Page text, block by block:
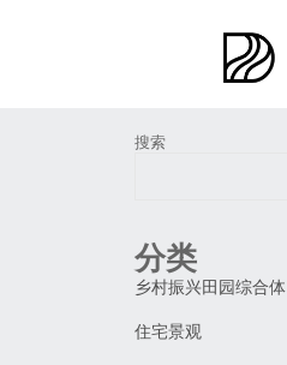
搜索
分类
乡村振兴田园综合体
住宅景观